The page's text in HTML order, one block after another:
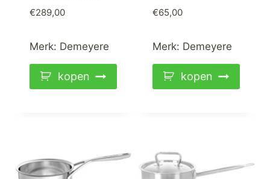
€289,00
Merk: Demeyere
kopen
€65,00
Merk: Demeyere
kopen